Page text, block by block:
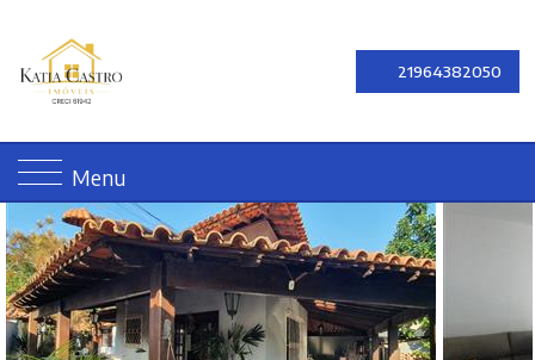
21964382050
Menu